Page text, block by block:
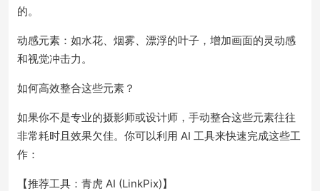
的。
动感元素：如水花、烟雾、漂浮的叶子，增加画面的灵动感
和视觉冲击力。
如何高效整合这些元素？
如果你不是专业的摄影师或设计师，手动整合这些元素往往
非常耗时且效果欠佳。你可以利用 AI 工具来快速完成这些工
作：
【推荐工具：青虎 AI (LinkPix)】